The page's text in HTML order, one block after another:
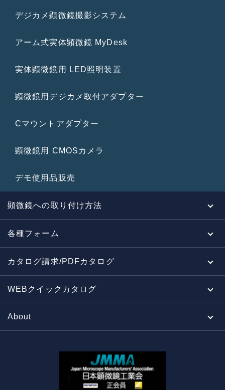
デジカメ顕微鏡撮影システム
アーム式実体顕微鏡 MyDesk
実体顕微鏡用 LED照明装置
顕微鏡用デジカメ取付アダプター
Cマウントアダプター
顕微鏡用 CMOSカメラ
デモ使用品販売
顕微鏡への取り付け方法
各種フォーム
カタログ請求/PDFカタログ
WEBクイックカタログ
About